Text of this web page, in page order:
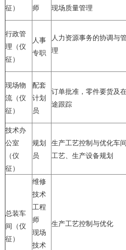
征）
师
现场质量管理
行政管
理（仪
征）
人事
专职
人力资源事务的协调与管
理
现场物
流（仪
征）
配套
计划
员
订单批准，零件要货及
途跟踪
技术办
公室
（仪
征）
规划
员
生产工艺控制与优化车间
工艺、生产设备规划
总装车
间（仪
征）
维修
技术
工程
师
现场
技术
生产工艺控制与优化